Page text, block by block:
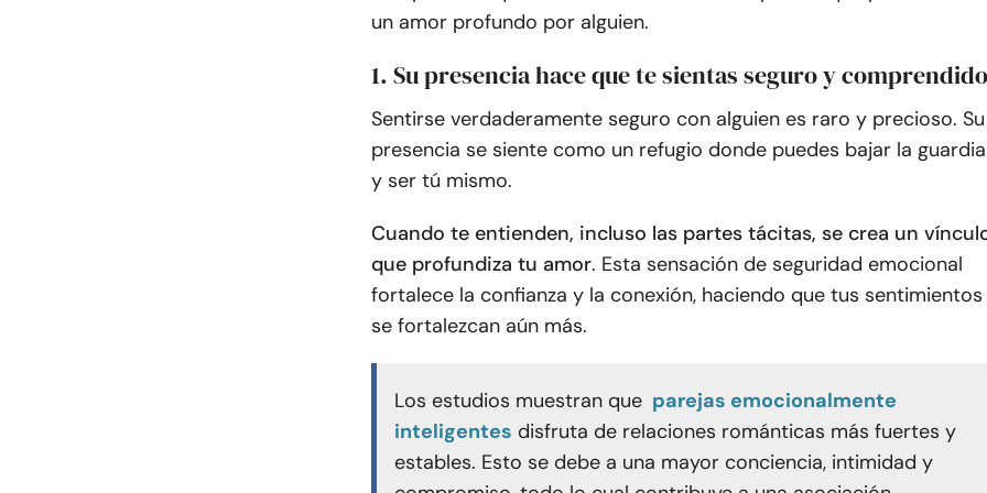
un amor profundo por alguien.
1. Su presencia hace que te sientas seguro y comprendido
Sentirse verdaderamente seguro con alguien es raro y precioso. Su
presencia se siente como un refugio donde puedes bajar la guardia
y ser tú mismo.
Cuando te entienden, incluso las partes tácitas, se crea un
que profundiza tu amor. Esta sensación de seguridad emocional
fortalece la confianza y la conexión, haciendo que tus sentimientos
se fortalezcan aún más.
Los estudios muestran que parejas emocionalmente
inteligentes disfruta de relaciones románticas más fuertes y
estables. Esto se debe a una mayor conciencia, intimidad y